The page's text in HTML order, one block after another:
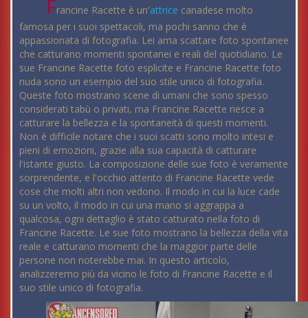
Francine Racette è un'attrice canadese molto
famosa per i suoi spettacoli, ma pochi sanno che è
appassionata di fotografia. Lei ama scattare foto spontanee
che catturano momenti spontanei e reali del quotidiano. Le
sue Francine Racette foto esplicite e Francine Racette foto
nuda sono un esempio del suo stile unico di fotografia.
Queste foto mostrano scene di umani che sono spesso
considerati tabù o privati, ma Francine Racette riesce a
catturare la bellezza e la spontaneità di questi momenti.
Non è difficile notare che i suoi scatti sono molto intesi e
pieni di emozioni, grazie alla sua capacità di catturare
l'istante giusto. La composizione delle sue foto è veramente
sorprendente, e l'occhio attento di Francine Racette vede
cose che molti altri non vedono. Il modo in cui la luce cade
su un volto, il modo in cui una mano si aggrappa a
qualcosa, ogni dettaglio è stato catturato nella foto di
Francine Racette. Le sue foto mostrano la bellezza della vita
reale e catturano momenti che la maggior parte delle
persone non noterebbe mai. In questo articolo,
analizzeremo più da vicino le foto di Francine Racette e il
suo stile unico di fotografia.